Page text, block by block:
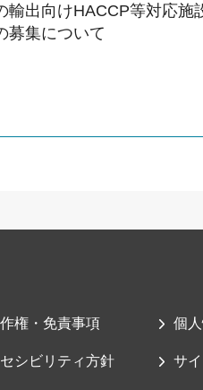
輸出向けHACCP等対応施
募集について
権・免責事項 個
シビリティ方針 サ